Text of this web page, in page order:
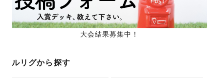
大会結果募集中！
ルリグから探す